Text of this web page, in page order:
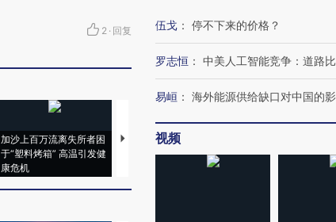
2 · 回复
加沙上百万流离失所者困
于“塑料烤箱” 高温引发健
康危机
视线｜HYROX的吸金
术：是什么让中产们甘
粒摇头丸 尿检体内
伍戈 ： 停不下来的价格？
罗志恒 ： 中美人工智能竞争：道路
易峘 ： 海外能源供给缺口对中国的
视频